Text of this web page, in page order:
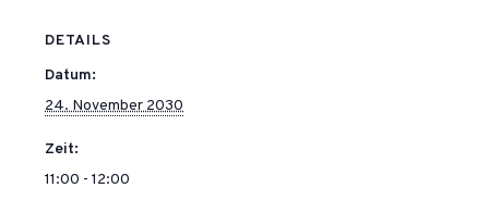
DETAILS
Datum:
24. November 2030
Zeit:
11:00 - 12:00